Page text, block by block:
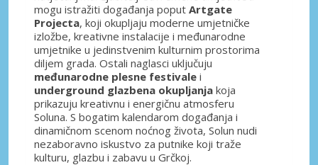
mogu istražiti događanja poput Artgate
Projecta, koji okupljaju moderne umjetničke
izložbe, kreativne instalacije i međunarodne
umjetnike u jedinstvenim kulturnim prostorima
diljem grada. Ostali naglasci uključuju
međunarodne plesne festivale i
underground glazbena okupljanja koja
prikazuju kreativnu i energičnu atmosferu
Soluna. S bogatim kalendarom događanja i
dinamičnom scenom noćnog života, Solun nudi
nezaboravno iskustvo za putnike koji traže
kulturu, glazbu i zabavu u Grčkoj.